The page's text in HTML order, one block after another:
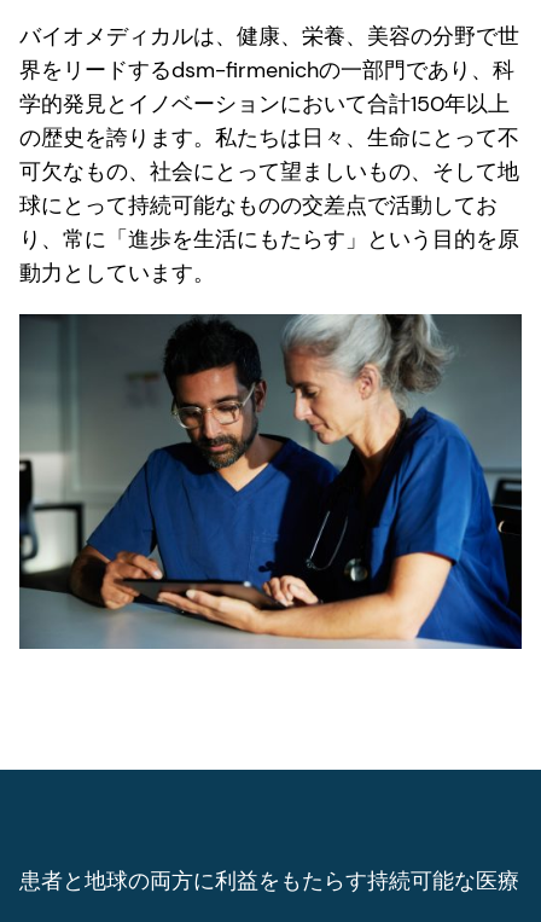
バイオメディカルは、健康、栄養、美容の分野で世
界をリードするdsm-firmenichの一部門であり、科
学的発見とイノベーションにおいて合計150年以上
の歴史を誇ります。私たちは日々、生命にとって不
可欠なもの、社会にとって望ましいもの、そして地
球にとって持続可能なものの交差点で活動してお
り、常に「進歩を生活にもたらす」という目的を原
動力としています。
患者と地球の両方に利益をもたらす持続可能な医療